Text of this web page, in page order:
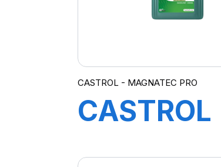
CASTROL - MAGNATEC PRO
CASTROL